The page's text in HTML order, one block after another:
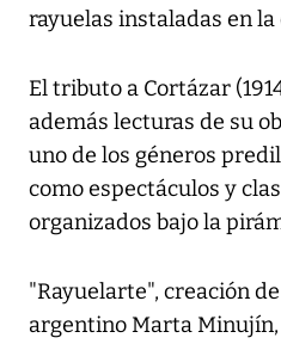
rayuelas instaladas en la
El tributo a Cortázar
además lecturas de su
uno de los géneros
como espectáculos y
organizados bajo la
"Rayuelarte", creación
argentino Marta Minujín,